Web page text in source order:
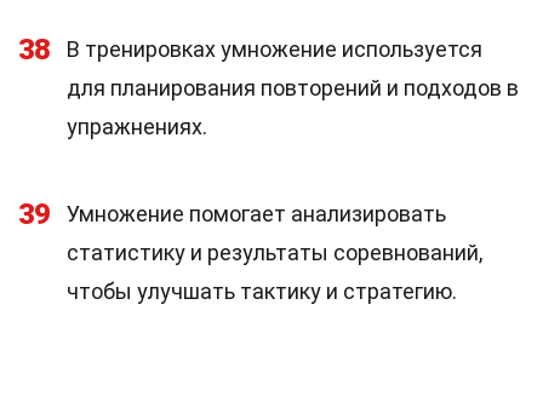
38
В тренировках умножение используется
для планирования повторений и подходов в
упражнениях.
39
Умножение помогает анализировать
статистику и результаты соревнований,
чтобы улучшать тактику и стратегию.